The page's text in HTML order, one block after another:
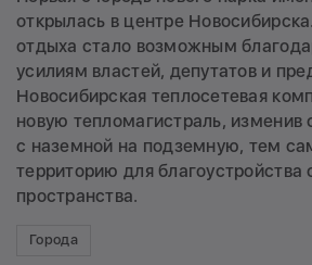
открылась в центре
отдыха стало возможным
усилиям властей, депутатов и
Новосибирская теплосетевая
новую тепломагистраль, изменив
с наземной на подземную, тем
территорию для благоустройства
пространства.
Города